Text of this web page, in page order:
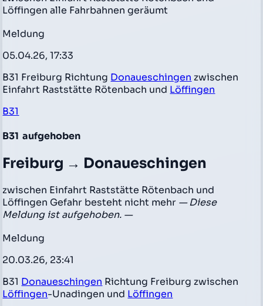
Löffingen alle Fahrbahnen geräumt
Meldung
05.04.26, 17:33
B31 Freiburg Richtung Donaueschingen zwischen
Einfahrt Raststätte Rötenbach und Löffingen
B31
B31 aufgehoben
Freiburg → Donaueschingen
zwischen Einfahrt Raststätte Rötenbach und
Löffingen Gefahr besteht nicht mehr — Diese
Meldung ist aufgehoben. —
Meldung
20.03.26, 23:41
B31 Donaueschingen Richtung Freiburg zwischen
Löffingen-Unadingen und Löffingen